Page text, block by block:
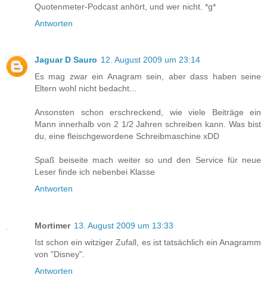
Quotenmeter-Podcast anhört, und wer nicht. *g*
Antworten
Jaguar D Sauro 12. August 2009 um 23:14
Es mag zwar ein Anagram sein, aber dass haben seine
Eltern wohl nicht bedacht...
Ansonsten schon erschreckend, wie viele Beiträge ein
Mann innerhalb von 2 1/2 Jahren schreiben kann. Was bist
du, eine fleischgewordene Schreibmaschine xDD
Spaß beiseite mach weiter so und den Service für neue
Leser finde ich nebenbei Klasse
Antworten
Mortimer 13. August 2009 um 13:33
Ist schon ein witziger Zufall, es ist tatsächlich ein Anagramm
von "Disney".
Antworten